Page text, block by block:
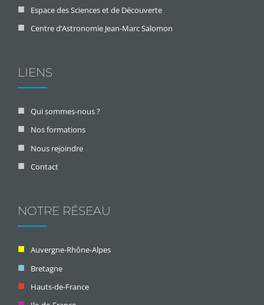
Espace des Sciences et de Découverte
Centre d’Astronomie Jean-Marc Salomon
LIENS
Qui sommes-nous ?
Nos formations
Nous rejoindre
Contact
NOTRE RÉSEAU
Auvergne-Rhône-Alpes
Bretagne
Hauts-de-France